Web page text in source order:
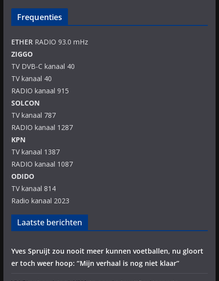
Frequenties
ETHERRADIO 93.0 mHz
ZIGGO
TV DVB-C kanaal 40
TV kanaal 40
RADIO kanaal 915
SOLCON
TV kanaal 787
RADIO kanaal 1287
KPN
TV kanaal 1387
RADIO kanaal 1087
ODIDO
TV kanaal 814
Radio kanaal 2023
Laatste berichten
Yves Spruijt zou nooit meer kunnen voetballen, nu gloort
er toch weer hoop: “Mijn verhaal is nog niet klaar”